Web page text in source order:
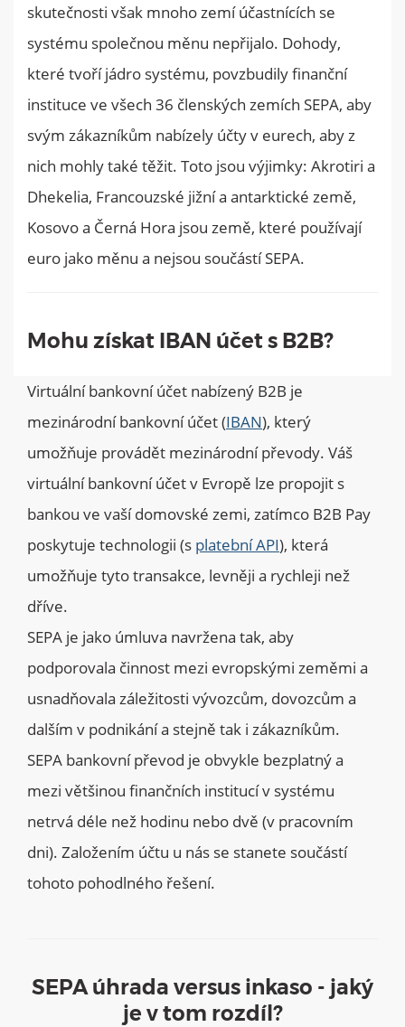
skutečnosti však mnoho zemí účastnících se
systému společnou měnu nepřijalo. Dohody,
které tvoří jádro systému, povzbudily finanční
instituce ve všech 36 členských zemích SEPA, aby
svým zákazníkům nabízely účty v eurech, aby z
nich mohly také těžit. Toto jsou výjimky: Akrotiri a
Dhekelia, Francouzské jižní a antarktické země,
Kosovo a Černá Hora jsou země, které používají
euro jako měnu a nejsou součástí SEPA.
Mohu získat IBAN účet s B2B?
Virtuální bankovní účet nabízený B2B je
mezinárodní bankovní účet (IBAN), který
umožňuje provádět mezinárodní převody. Váš
virtuální bankovní účet v Evropě lze propojit s
bankou ve vaší domovské zemi, zatímco B2B Pay
poskytuje technologii (s platební API), která
umožňuje tyto transakce, levněji a rychleji než
dříve.
SEPA je jako úmluva navržena tak, aby
podporovala činnost mezi evropskými zeměmi a
usnadňovala záležitosti vývozcům, dovozcům a
dalším v podnikání a stejně tak i zákazníkům.
SEPA bankovní převod je obvykle bezplatný a
mezi většinou finančních institucí v systému
netrvá déle než hodinu nebo dvě (v pracovním
dni). Založením účtu u nás se stanete součástí
tohoto pohodlného řešení.
SEPA úhrada versus inkaso - jaký
je v tom rozdíl?